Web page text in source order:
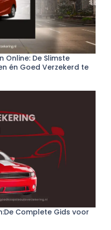
Online: De Slimste
én Goed Verzekerd te
Complete Gids voor